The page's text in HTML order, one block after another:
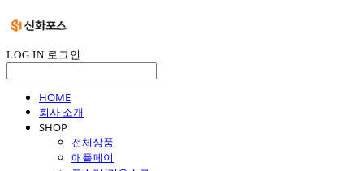
LOG IN 로그인
HOME
회사 소개
SHOP
전체상품
애플페이